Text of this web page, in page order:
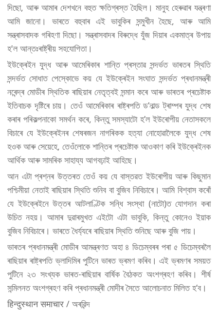
দিছো, আৰু আমাৰ দেশখনে বহুত ক্ষতিগ্ৰস্ত হৈছিল। মানুহ হেৰুৱাৰ যন্ত্ৰণা
আমি জানো। ভাৰতে বহুবাৰ এই ভাবুকিৰ সন্মুখীন হৈছে, আৰু আমি
সন্ত্ৰাসবাদক গৰিহণা দিছো। সন্ত্ৰাসবাদৰ বিৰুদ্ধে যুঁজ দিয়াৰ একমাত্ৰ উপায়
হ'ল আন্তঃৰাষ্ট্ৰীয় সহযোগিতা।
ইউক্ৰেইন যুদ্ধ আৰু আমেৰিকাৰ শান্তি প্ৰস্তাৱ সন্দৰ্ভত ভাৰতৰ স্থিতি
সন্দৰ্ভত সোধাত পেস্কোভে কয় যে ইউক্ৰেইন সংঘাত সন্দৰ্ভত প্ৰধানমন্ত্ৰী
নৰেন্দ্ৰ মোডীৰ স্থিতিক ৰাছিয়াৰ নেতৃত্বই সন্মান কৰে আৰু ভাৰতৰ প্ৰচেষ্টাক
ইতিবাচক দৃষ্টিৰে চায়। তেওঁ আমেৰিকাৰ ৰাষ্ট্ৰপতি ড’নাল্ড ট্ৰাম্পৰ যুদ্ধ শেষ
কৰাৰ পৰিকল্পনাকো সমৰ্থন কৰে, কিন্তু সমস্যাটো হ’ল ইউৰোপীয় নেতাসকলে
বিচাৰে যে ইউক্ৰেইনৰ শেষৰজন নাগৰিকক হত্যা নোহোৱালৈকে যুদ্ধ শেষ
হওক আৰু সেয়েহে, তেওঁলোকে শান্তিৰ প্ৰচেষ্টাক আওকাণ কৰি ইউক্ৰেইনক
আৰ্থিক আৰু সামৰিক সাহায্য আগবঢ়াই আহিছে।
আন এটা প্ৰশ্নৰ উত্তৰত তেওঁ কয় যে বাস্তৱত ইউৰোপীয় আৰু কিছুমান
পশ্চিমীয়া নেতাই ৰাছিয়াৰ স্থিতি শুনিব বা বুজিব নিবিচাৰে। আমি বিশ্বাস কৰোঁ
যে ইউক্ৰেইনে উত্তৰ আটলাণ্টিক সন্ধি সংস্থা (নাটো)ত যোগদান কৰা
উচিত নহয়। আমাৰ দুৱাৰমুখত এইটো এটা ভাবুকি, কিন্তু কোনেও ইয়াক
বুজিব নিবিচাৰে। ভাৰতে ধৈৰ্য্যৰে ৰাছিয়াৰ স্থিতি শুনিছে আৰু বুজি পায়।
ভাৰতৰ প্ৰধানমন্ত্ৰী মোডীৰ আমন্ত্ৰণত অহা ৪ ডিচেম্বৰৰ পৰা ৫ ডিচেম্বৰলৈ
ৰাছিয়াৰ ৰাষ্ট্ৰপতি ভ্লাদিমিৰ পুটিনে ভাৰত ভ্ৰমণ কৰিব। এই ভ্ৰমণৰ সময়ত
পুটিনে ২৩ সংখ্যক ভাৰত-ৰাছিয়াৰ বাৰ্ষিক বৈঠকত অংশগ্ৰহণ কৰিব। শীৰ্ষ
সন্মিলনত অংশগ্ৰহণ কৰি প্ৰধানমন্ত্ৰী মোদীৰ সৈতে আলোচনাত মিলিত হ’ব।
हिन्दुस्थान समाचार / অৰৱিন্দ